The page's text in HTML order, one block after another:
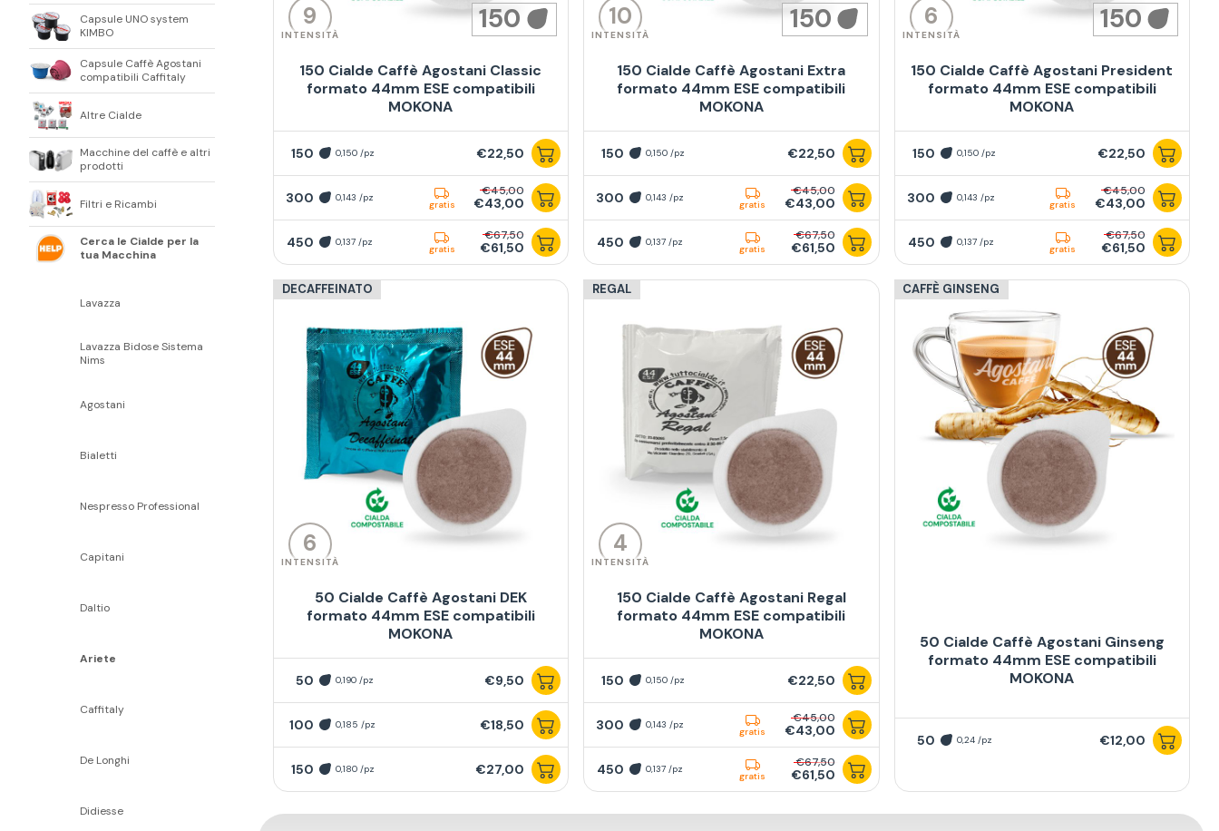
Capsule UNO system
KIMBO
Capsule Caffè Agostani
compatibili Caffitaly
Altre Cialde
Macchine del caffè e altri
prodotti
Filtri e Ricambi
Cerca le Cialde per la
tua Macchina
Lavazza
Lavazza Bidose Sistema
Nims
Agostani
Bialetti
Nespresso Professional
Capitani
Daltio
Ariete
Caffitaly
De Longhi
Didiesse
9
INTENSITÀ 150
150 Cialde Caffè Agostani Classic
formato 44mm ESE compatibili
MOKONA
150 0,150 /pz €22,50
300 0,143 /pz
gratis
€45,00
€43,00
450 0,137 /pz
gratis
€67,50
€61,50
10
INTENSITÀ 150
150 Cialde Caffè Agostani Extra
formato 44mm ESE compatibili
MOKONA
150 0,150 /pz €22,50
300 0,143 /pz
gratis
€45,00
€43,00
450 0,137 /pz
gratis
€67,50
€61,50
6
INTENSITÀ 150
150 Cialde Caffè Agostani President
formato 44mm ESE compatibili
MOKONA
150 0,150 /pz €22,50
300 0,143 /pz
gratis
€45,00
€43,00
450 0,137 /pz
gratis
€67,50
€61,50
DECAFFEINATO
6
INTENSITÀ
50 Cialde Caffè Agostani DEK
formato 44mm ESE compatibili
MOKONA
50 0,190 /pz €9,50
100 0,185 /pz €18,50
150 0,180 /pz €27,00
REGAL
4
INTENSITÀ
150 Cialde Caffè Agostani Regal
formato 44mm ESE compatibili
MOKONA
150 0,150 /pz €22,50
300 0,143 /pz
gratis
€45,00
€43,00
450 0,137 /pz
gratis
€67,50
€61,50
CAFFÈ GINSENG
50 Cialde Caffè Agostani Ginseng
formato 44mm ESE compatibili
MOKONA
50 0,24 /pz €12,00